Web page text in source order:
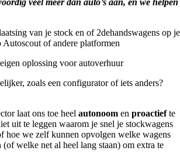
van je stock en of 2dehandswagens op je
Autoscout of andere platformen
oplossing voor autoverhuur
zoals een configurator of iets anders?
laat ons toe heelautonoom enproactiefte
uit te leggen waarom je snel je stockwagens
hoe we zelf kunnen opvolgen welke wagens
welke net al heel lang staan) om extra te